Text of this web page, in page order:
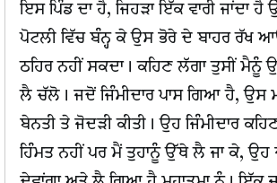
ਇਸ ਪਿੰਡ ਦਾ ਹੈ, ਜਿਹੜਾ ਇੱਕ ਵਾਰੀ ਜਾਂਦਾ
ਪੋਟਲੀ ਵਿੱਚ ਬੰਨ੍ਹ ਕੇ ਉਸ ਭੋਰੇ ਦੇ ਬਾਹਰ ਰੱਖ
ਠਹਿਰ ਨਹੀਂ ਸਕਦਾ। ਕਹਿਣ ਲੱਗਾ ਤੁਸੀਂ ਮੈਨੂੰ
ਲੈ ਚੱਲੋ। ਜਦੋਂ ਜਿੰਮੀਦਾਰ ਪਾਸ ਗਿਆ ਹੈ, ਉਸ
ਬੇਨਤੀ ਤੇ ਜੋਦੜੀ ਕੀਤੀ। ਉਹ ਜਿੰਮੀਦਾਰ
ਹਿੰਮਤ ਨਹੀਂ ਪਰ ਮੈਂ ਤੁਹਾਨੂੰ ਉੱਥੇ ਲੈ ਜਾ ਕੇ, ਉਹ